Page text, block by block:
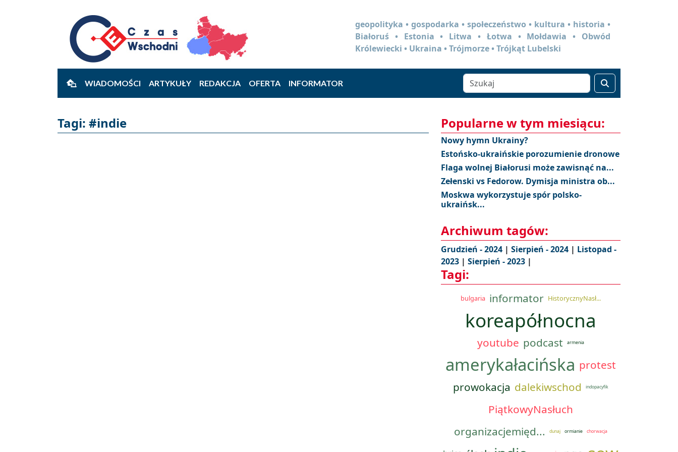
geopolityka • gospodarka • społeczeństwo • kultura • historia •
Białoruś • Estonia • Litwa • Łotwa • Mołdawia • Obwód
Królewiecki • Ukraina • Trójmorze • Trójkąt Lubelski
WIADOMOŚCI ARTYKUŁY REDAKCJA OFERTA INFORMATOR
Tagi: #indie Popularne w tym miesiącu:
Nowy hymn Ukrainy?
Estońsko-ukraińskie porozumienie dronowe
Flaga wolnej Białorusi może zawisnąć na...
Zełenski vs Fedorow. Dymisja ministra ob...
Moskwa wykorzystuje spór polsko-
ukraińsk...
Archiwum tagów:
Grudzień - 2024 | Sierpień - 2024 | Listopad -
2023 | Sierpień - 2023 |
Tagi:
bulgaria informator HistorycznyNasł...
koreapółnocna
youtube podcast armenia
amerykałacińska protest
prowokacja dalekiwschod indopacyfik
PiątkowyNasłuch
organizacjemięd...
dunaj ormianie chorwacja